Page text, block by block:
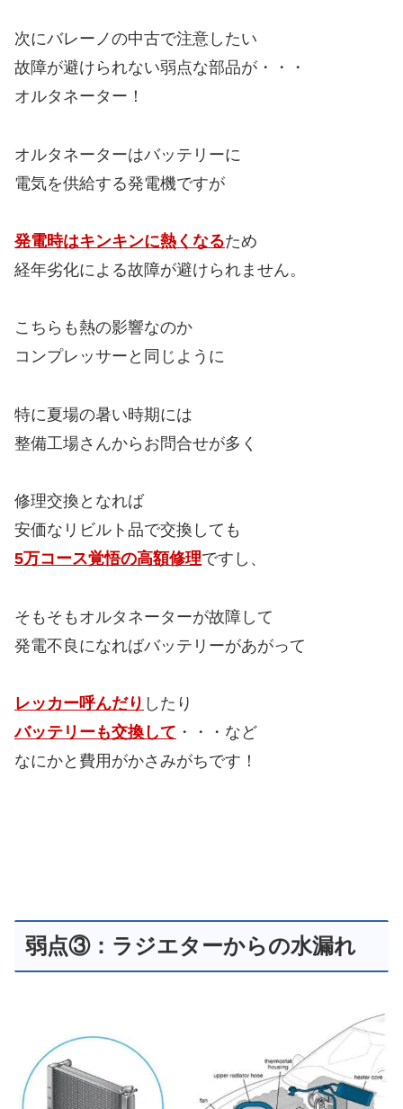
次にバレーノの中古で注意したい
故障が避けられない弱点な部品が・・・
オルタネーター！
オルタネーターはバッテリーに
電気を供給する発電機ですが
発電時はキンキンに熱くなるため
経年劣化による故障が避けられません。
こちらも熱の影響なのか
コンプレッサーと同じように
特に夏場の暑い時期には
整備工場さんからお問合せが多く
修理交換となれば
安価なリビルト品で交換しても
5万コース覚悟の高額修理ですし、
そもそもオルタネーターが故障して
発電不良になればバッテリーがあがって
レッカー呼んだり したり
バッテリーも交換して ・・・など
なにかと費用がかさみがちです！
弱点③：ラジエターからの水漏れ